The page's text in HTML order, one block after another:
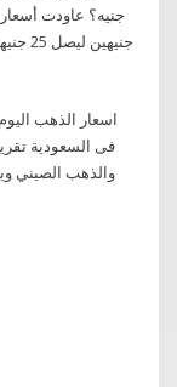
جنيه؟ عاودت
اسعار الذهب
والذهب الصيني